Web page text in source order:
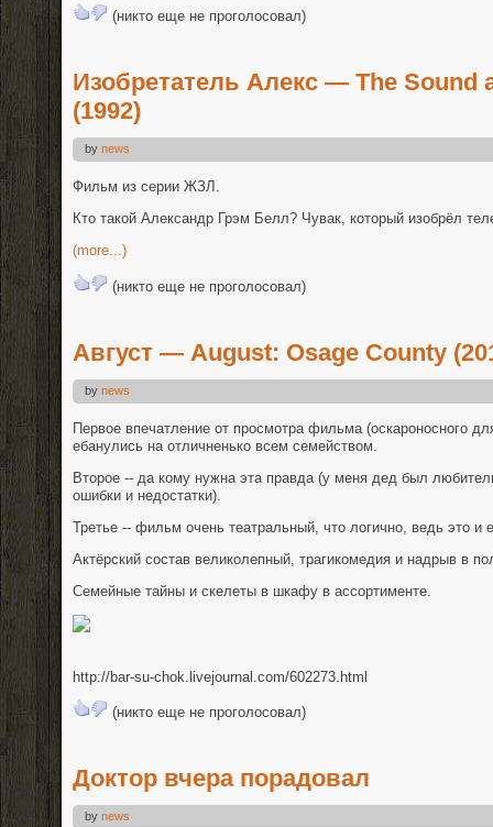
(никто еще не проголосовал)
Изобретатель Алекс — The Sound
(1992)
by news
Фильм из серии ЖЗЛ.
Кто такой Александр Грэм Белл? Чувак, который изобрёл
(more...)
(никто еще не проголосовал)
Август — August: Osage County
by news
Первое впечатление от просмотра фильма (оскароносного
ебанулись на отличненько всем семейством.
Второе -- да кому нужна эта правда (у меня дед был
ошибки и недостатки).
Третье -- фильм очень театральный, что логично, ведь это и
Актёрский состав великолепный, трагикомедия и надрыв в
Семейные тайны и скелеты в шкафу в ассортименте.
http://bar-su-chok.livejournal.com/602273.html
(никто еще не проголосовал)
Доктор вчера порадовал
by news